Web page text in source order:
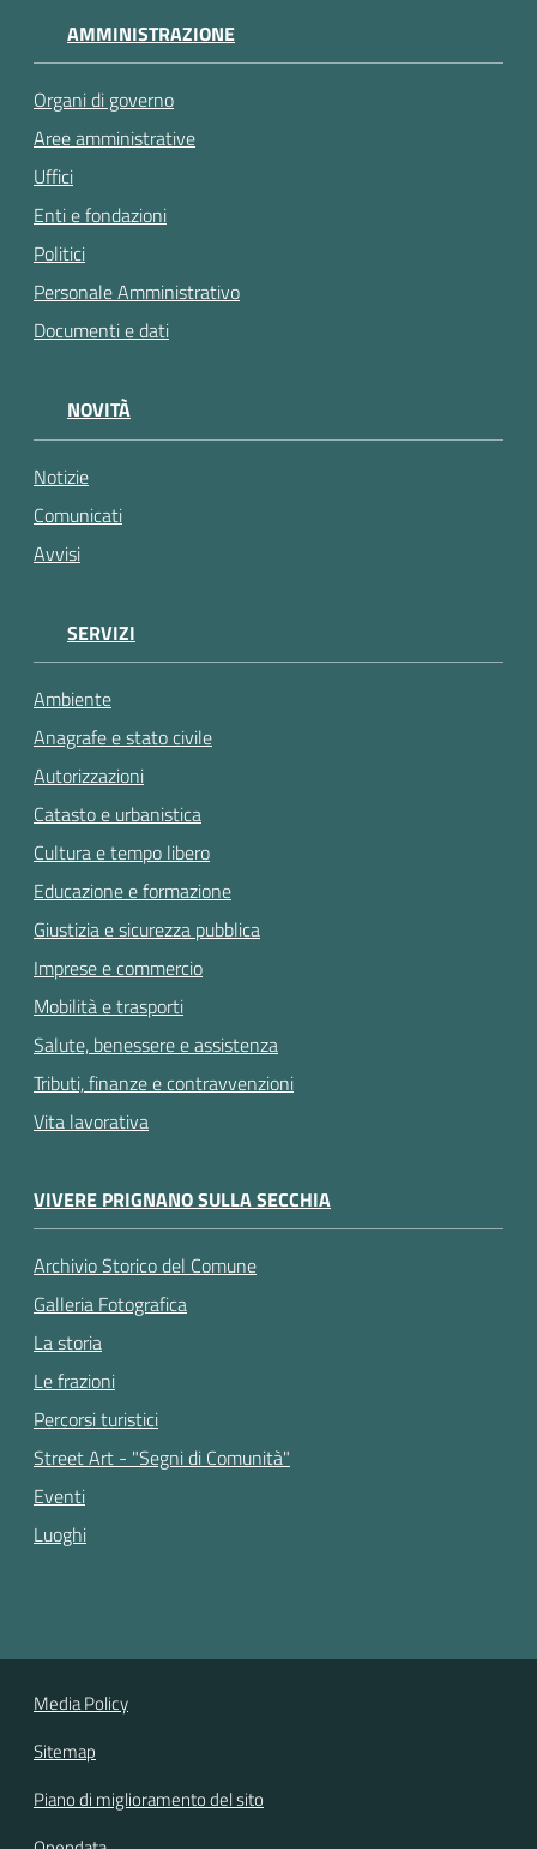
AMMINISTRAZIONE
Organi di governo
Aree amministrative
Uffici
Enti e fondazioni
Politici
Personale Amministrativo
Documenti e dati
NOVITÀ
Notizie
Comunicati
Avvisi
SERVIZI
Ambiente
Anagrafe e stato civile
Autorizzazioni
Catasto e urbanistica
Cultura e tempo libero
Educazione e formazione
Giustizia e sicurezza pubblica
Imprese e commercio
Mobilità e trasporti
Salute, benessere e assistenza
Tributi, finanze e contravvenzioni
Vita lavorativa
VIVERE PRIGNANO SULLA SECCHIA
Archivio Storico del Comune
Galleria Fotografica
La storia
Le frazioni
Percorsi turistici
Street Art - "Segni di Comunità"
Eventi
Luoghi
Media Policy
Sitemap
Piano di miglioramento del sito